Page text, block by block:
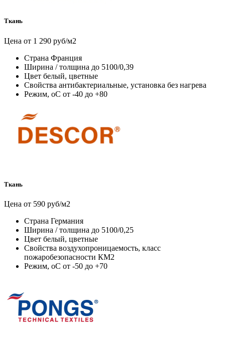
Ткань
Цена от 1 290 руб/м2
Страна Франция
Ширина / толщина до 5100/0,39
Цвет белый, цветные
Свойства антибактериальные, установка без нагрева
Режим, оС от -40 до +80
Ткань
Цена от 590 руб/м2
Страна Германия
Ширина / толщина до 5100/0,25
Цвет белый, цветные
Свойства воздухопроницаемость, класс
пожаробезопасности КМ2
Режим, оС от -50 до +70